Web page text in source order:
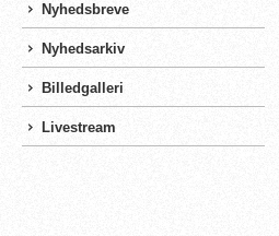
Nyhedsbreve
Nyhedsarkiv
Billedgalleri
Livestream